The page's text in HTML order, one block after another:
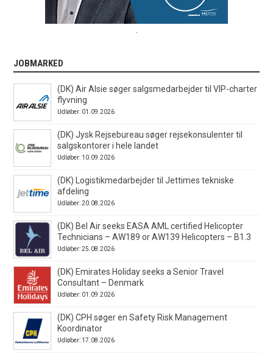
JOBMARKED
(DK) Air Alsie søger salgsmedarbejder til VIP-charter
flyvning
Udløber: 01.09.2026
(DK) Jysk Rejsebureau søger rejsekonsulenter til
salgskontorer i hele landet
Udløber: 10.09.2026
(DK) Logistikmedarbejder til Jettimes tekniske
afdeling
Udløber: 20.08.2026
(DK) Bel Air seeks EASA AML certified Helicopter
Technicians – AW189 or AW139 Helicopters – B1.3
Udløber: 25.08.2026
(DK) Emirates Holiday seeks a Senior Travel
Consultant – Denmark
Udløber: 01.09.2026
(DK) CPH søger en Safety Risk Management
Koordinator
Udløber: 17.08.2026